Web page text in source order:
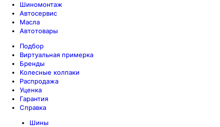
Шиномонтаж
Автосервис
Масла
Автотовары
Подбор
Виртуальная примерка
Бренды
Колесные колпаки
Распродажа
Уценка
Гарантия
Справка
Шины